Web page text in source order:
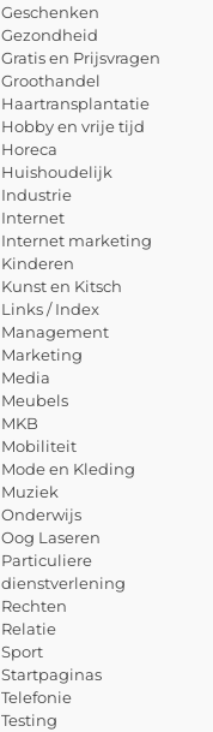
Geschenken
Gezondheid
Gratis en Prijsvragen
Groothandel
Haartransplantatie
Hobby en vrije tijd
Horeca
Huishoudelijk
Industrie
Internet
Internet marketing
Kinderen
Kunst en Kitsch
Links / Index
Management
Marketing
Media
Meubels
MKB
Mobiliteit
Mode en Kleding
Muziek
Onderwijs
Oog Laseren
Particuliere
dienstverlening
Rechten
Relatie
Sport
Startpaginas
Telefonie
Testing